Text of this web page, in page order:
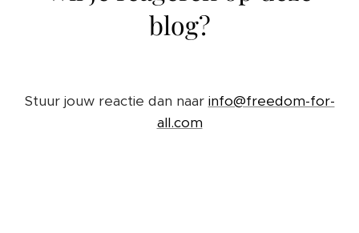
blog?
Stuur jouw reactie dan naar info@freedom-for-
all.com